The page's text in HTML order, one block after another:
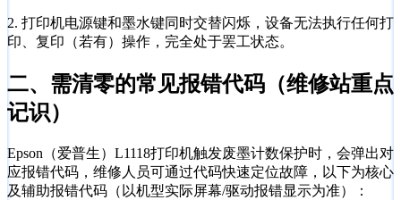
2. 打印机电源键和墨水键同时交替闪烁，设备无法执行任何打
印、复印（若有）操作，完全处于罢工状态。
二、需清零的常见报错代码（维修站重点
记识）
Epson（爱普生）L1118打印机触发废墨计数保护时，会弹出对
应报错代码，维修人员可通过代码快速定位故障，以下为核心
及辅助报错代码（以机型实际屏幕/驱动报错显示为准）：